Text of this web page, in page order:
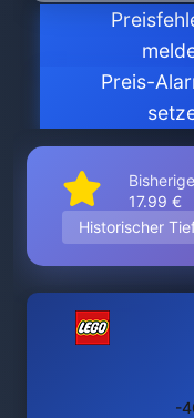
Preis-
17.99 €
Historischer
-